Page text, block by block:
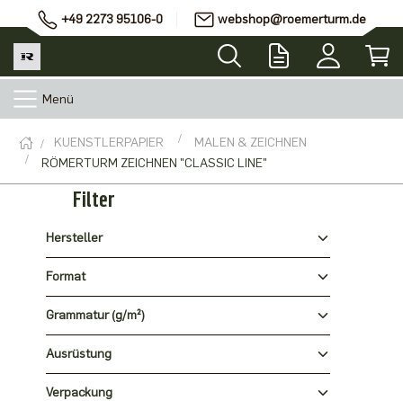
+49 2273 95106-0 webshop@roemerturm.de
Menü
KUENSTLERPAPIER
MALEN & ZEICHNEN
RÖMERTURM ZEICHNEN "CLASSIC LINE"
Filter
Hersteller
Format
Grammatur (g/m²)
Ausrüstung
Verpackung